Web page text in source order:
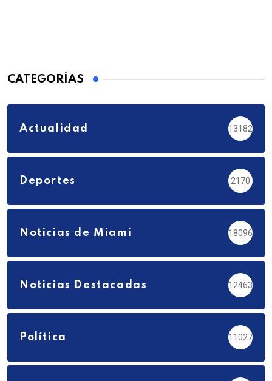
CATEGORÍAS
Actualidad 13182
Deportes 2170
Noticias de Miami 18096
Noticias Destacadas 12463
Política 11027